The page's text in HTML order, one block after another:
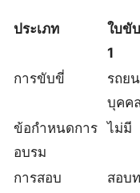
ประเภท
ใบขั
1
การขับขี่
รถย
บุคคล
ข้อกำหนดการ
อบรม
ไม่มี
การสอบ
สอบ